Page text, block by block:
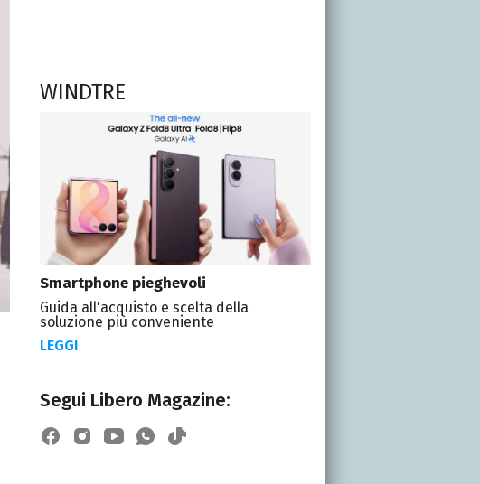
WINDTRE
Smartphone pieghevoli
Guida all'acquisto e scelta della
soluzione più conveniente
LEGGI
Segui Libero Magazine: